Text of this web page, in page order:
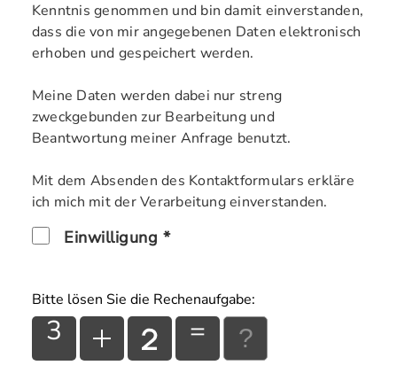
Kenntnis genommen und bin damit einverstanden,
dass die von mir angegebenen Daten elektronisch
erhoben und gespeichert werden.
Meine Daten werden dabei nur streng
zweckgebunden zur Bearbeitung und
Beantwortung meiner Anfrage benutzt.
Mit dem Absenden des Kontaktformulars erkläre
ich mich mit der Verarbeitung einverstanden.
Einwilligung *
Bitte lösen Sie die Rechenaufgabe:
3 =